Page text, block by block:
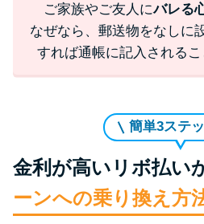
ご家族やご友人にバレる
なぜなら、郵送物をなしに
すれば通帳に記入されるこ
簡単3ステッ
金利が高いリボ払い
ーンへの乗り換え方